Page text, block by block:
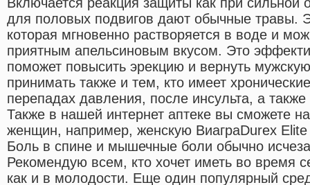
для половых подвигов дают обычные травы.
которая мгновенно растворяется в воде и
приятным апельсиновым вкусом. Это
поможет повысить эрекцию и вернуть
принимать также и тем, кто имеет
перепадах давления, после инсульта, а
Также в нашей интернет аптеке вы сможете
женщин, например, женскую ВиаграDurex Elite
Боль в спине и мышечные боли обычно
Рекомендую всем, кто хочет иметь во время
как и в молодости. Еще один популярный